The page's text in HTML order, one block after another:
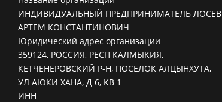
ИНДИВИДУАЛЬНЫЙ ПРЕДПРИНИМАТЕЛЬ ЛОСЕВ
АРТЕМ КОНСТАНТИНОВИЧ
Юридический адрес организации
359124, РОССИЯ, РЕСП КАЛМЫКИЯ,
КЕТЧЕНЕРОВСКИЙ Р-Н, ПОСЕЛОК АЛЦЫНХУТА,
УЛ АЮКИ ХАНА, Д 6, КВ 1
ИНН